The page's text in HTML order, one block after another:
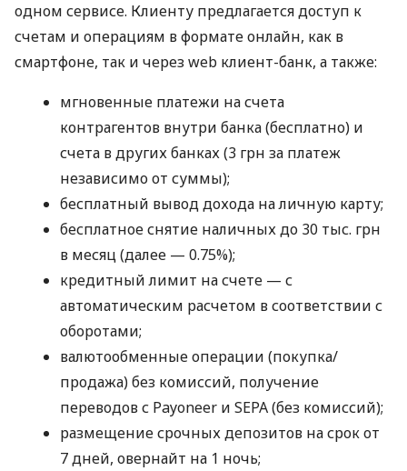
одном сервисе. Клиенту предлагается доступ к
счетам и операциям в формате онлайн, как в
смартфоне, так и через web клиент-банк, а также:
мгновенные платежи на счета
контрагентов внутри банка (бесплатно) и
счета в других банках (3 грн за платеж
независимо от суммы);
бесплатный вывод дохода на личную карту;
бесплатное снятие наличных до 30 тыс. грн
в месяц (далее — 0.75%);
кредитный лимит на счете — с
автоматическим расчетом в соответствии с
оборотами;
валютообменные операции (покупка/
продажа) без комиссий, получение
переводов с Payoneer и SEPA (без комиссий);
размещение срочных депозитов на срок от
7 дней, овернайт на 1 ночь;